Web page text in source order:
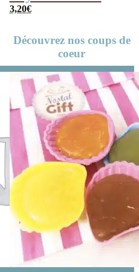
3,20€
Découvrez nos coups de
coeur